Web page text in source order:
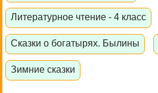
Литературное чтение - 4 класс
Сказки о богатырях. Былины
Зимние сказки